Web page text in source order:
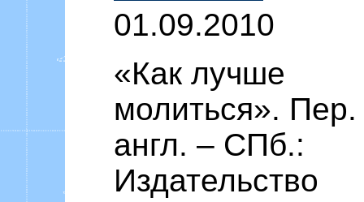
01.09.2010
«Как лучше
молиться». Пер.
англ. – СПб.:
Издательство